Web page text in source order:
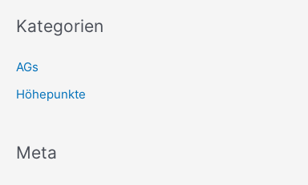
Kategorien
AGs
Höhepunkte
Meta